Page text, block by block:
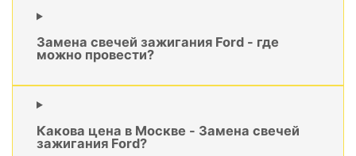
Замена свечей зажигания Ford - где
можно провести?
Какова цена в Москве - Замена свечей
зажигания Ford?